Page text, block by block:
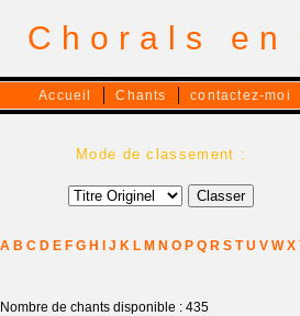
Chorals
Accueil Chants contactez-moi
Mode de classement :
A B C D E F G H J K L M N O P Q R S T U V W X
Nombre de chants disponible : 435